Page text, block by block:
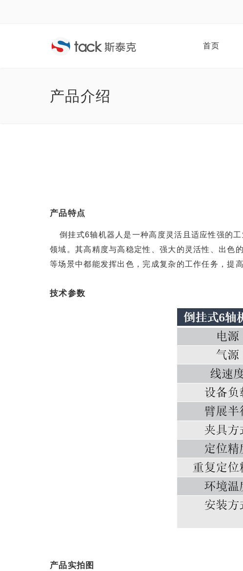
首页
产品介绍
产品特点
倒挂式6轴机器人是一种高度灵活且适应性强的
领域。其高精度与高稳定性、强大的灵活性、出色
等场景中都能发挥出色，完成复杂的工作任务，提
技术参数
产品实拍图